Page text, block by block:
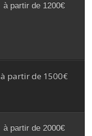
à partir de 1200€
à partir de 1500€
à partir de 2000€